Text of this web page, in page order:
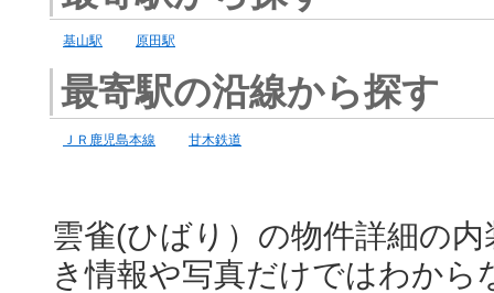
基山駅 原田駅
最寄駅の沿線から探す
ＪＲ鹿児島本線 甘木鉄道
雲雀(ひばり）の物件詳細の
き情報や写真だけではわか